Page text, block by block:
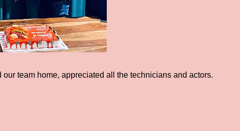
team home, appreciated all the technicians and actors.